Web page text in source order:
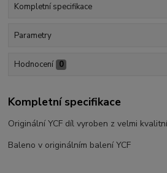
Kompletní specifikace
Parametry
Hodnocení 0
Kompletní specifikace
Originální YCF díl vyroben z velmi
Baleno v originálním balení YCF